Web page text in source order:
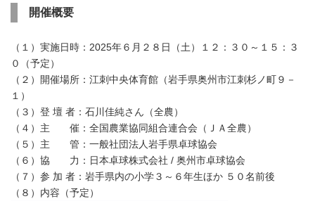
開催概要
（１）実施日時：2025年６月２８日（土）１２：３０～１５：３
０（予定）
（２）開催場所：江刺中央体育館（岩手県奥州市江刺杉ノ町９－
１）
（３）登 壇 者：石川佳純さん（全農）
（４）主 催：全国農業協同組合連合会（ＪＡ全農）
（５）主 管：一般社団法人岩手県卓球協会
（６）協 力：日本卓球株式会社 / 奥州市卓球協会
（７）参 加 者：岩手県内の小学３～６年生ほか ５０名前後
（８）内容（予定）